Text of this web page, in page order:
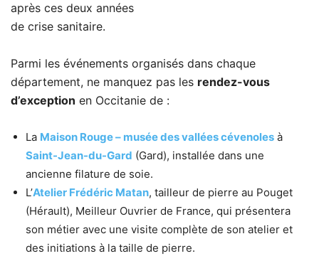
après ces deux années
de crise sanitaire.
Parmi les événements organisés dans chaque
département, ne manquez pas les rendez-vous
d’exception en Occitanie de :
La Maison Rouge – musée des vallées cévenoles à
Saint-Jean-du-Gard (Gard), installée dans une
ancienne filature de soie.
L’Atelier Frédéric Matan, tailleur de pierre au Pouget
(Hérault), Meilleur Ouvrier de France, qui présentera
son métier avec une visite complète de son atelier et
des initiations à la taille de pierre.